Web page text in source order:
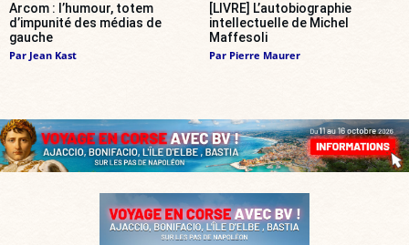
Arcom : l’humour, totem
d’impunité des médias de
gauche
Par Jean Kast
[LIVRE] L’autobiographie
intellectuelle de Michel
Maffesoli
Par Pierre Maurer